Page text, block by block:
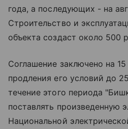
года, а последующих - на
Строительство и
объекта создаст около 500
Соглашение заключено на
продления его условий до
течение этого периода
поставлять произведенную
Национальной